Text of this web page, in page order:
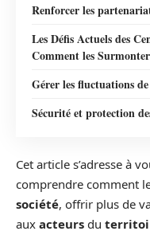
Renforcer les
Les Défis Actuels des
Comment les Surmonter
Gérer les fluctuations
Sécurité et protection
Cet article s’adresse à
comprendre comment
société, offrir plus de
aux acteurs du